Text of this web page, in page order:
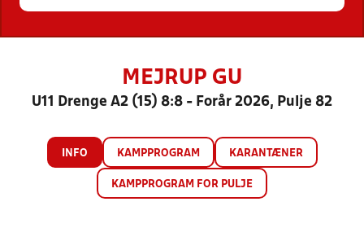
MEJRUP GU
U11 Drenge A2 (15) 8:8 - Forår 2026, Pulje 82
INFO KAMPPROGRAM KARANTÆNER
KAMPPROGRAM FOR PULJE